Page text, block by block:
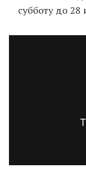
субботу до 28